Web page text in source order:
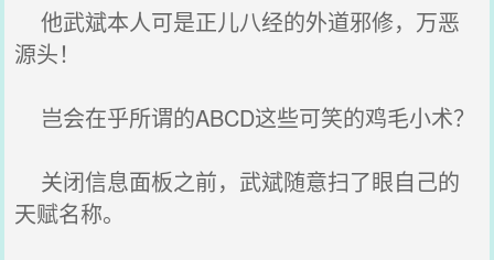
他武斌本人可是正儿八经的外道邪修，万恶
源头！
岂会在乎所谓的ABCD这些可笑的鸡毛小术？
关闭信息面板之前，武斌随意扫了眼自己的
天赋名称。